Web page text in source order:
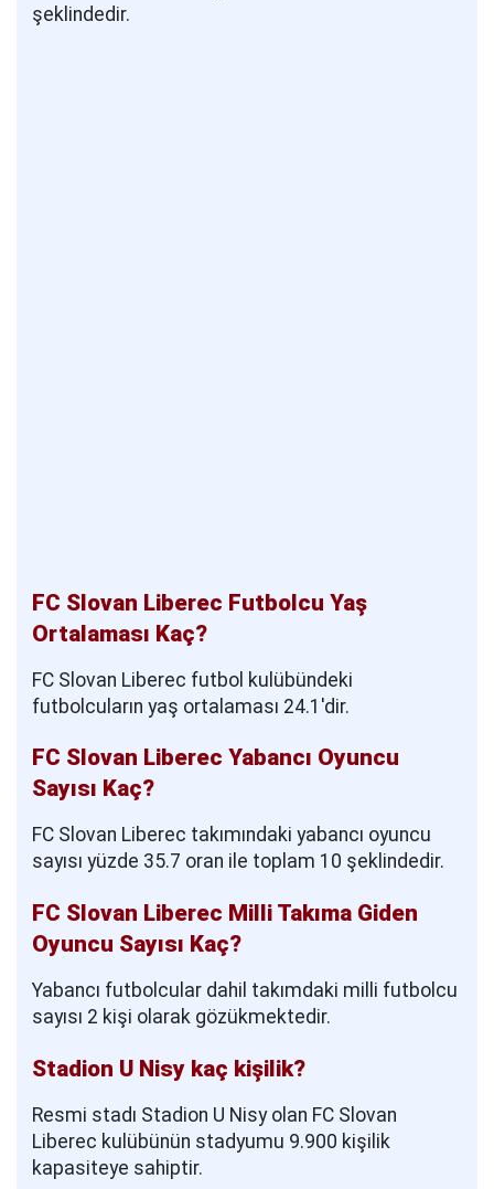
şeklindedir.
FC Slovan Liberec Futbolcu Yaş
Ortalaması Kaç?
FC Slovan Liberec futbol kulübündeki
futbolcuların yaş ortalaması 24.1'dir.
FC Slovan Liberec Yabancı Oyuncu
Sayısı Kaç?
FC Slovan Liberec takımındaki yabancı oyuncu
sayısı yüzde 35.7 oran ile toplam 10 şeklindedir.
FC Slovan Liberec Milli Takıma Giden
Oyuncu Sayısı Kaç?
Yabancı futbolcular dahil takımdaki milli futbolcu
sayısı 2 kişi olarak gözükmektedir.
Stadion U Nisy kaç kişilik?
Resmi stadı Stadion U Nisy olan FC Slovan
Liberec kulübünün stadyumu 9.900 kişilik
kapasiteye sahiptir.